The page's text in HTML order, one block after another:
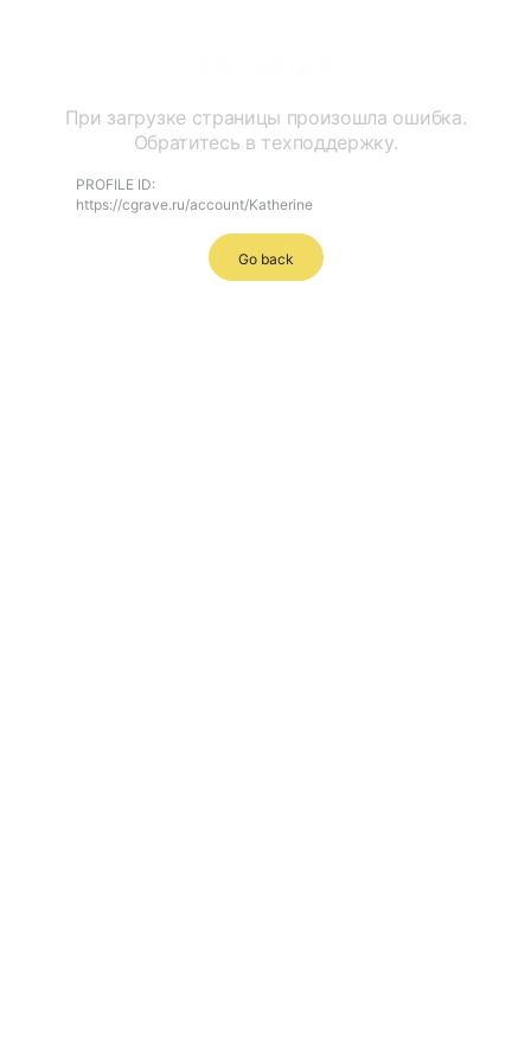
При загрузке страницы произошла ошибка.
Обратитесь в техподдержку.
PROFILE ID:
https://cgrave.ru/account/Katherine
Go back